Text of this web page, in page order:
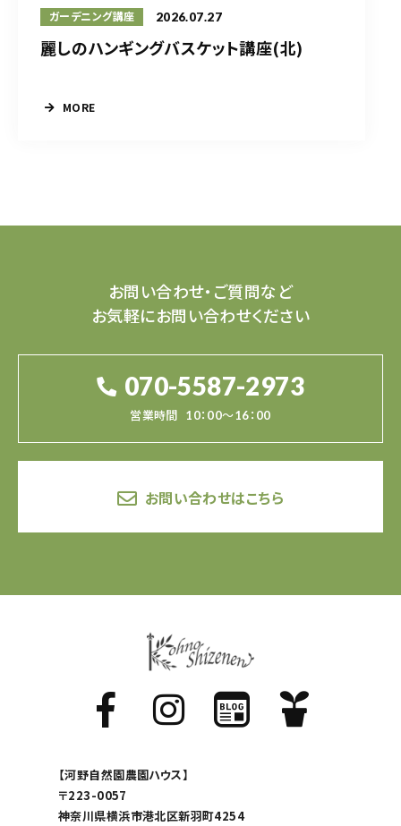
ガーデニング講座 2026.07.27
麗しのハンギングバスケット講座(北)
MORE
お問い合わせ・ご質問など
お気軽にお問い合わせください
070-5587-2973
営業時間 10：00～16：00
お問い合わせはこちら
【河野自然園農園ハウス】
〒223-0057
神奈川県横浜市港北区新羽町4254